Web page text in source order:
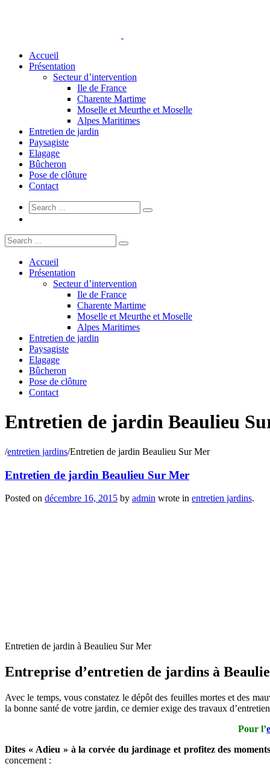
Accueil
Présentation
Secteur d’intervention
Ile de France
Charente Martime
Moselle et Meurthe et Moselle
Alpes Maritimes
Entretien de jardin
Paysagiste
Elagage
Bûcheron
Pose de clôture
Contact
Accueil
Présentation
Secteur d’intervention
Ile de France
Charente Martime
Moselle et Meurthe et Moselle
Alpes Maritimes
Entretien de jardin
Paysagiste
Elagage
Bûcheron
Pose de clôture
Contact
Entretien de jardin Beaulieu
/entretien jardins/Entretien de jardin Beaulieu Sur Mer
Entretien de jardin Beaulieu Sur Mer
Posted on décembre 16, 2015 by admin wrote in entretien jardins.
Entretien de jardin à Beaulieu Sur Mer
Entreprise d’entretien de jardins à
Avec le temps, vous constatez le dépôt des feuilles mortes et des
la bonne santé de votre jardin, ce dernier exige des travaux
Pour l’
Dites « Adieu » à la corvée du jardinage et profitez des
concernent :